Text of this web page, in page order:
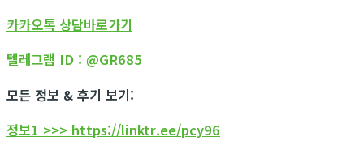
카카오톡 상담바로가기
텔레그램 ID : @GR685
모든 정보 & 후기 보기:
정보1 >>> https://linktr.ee/pcy96